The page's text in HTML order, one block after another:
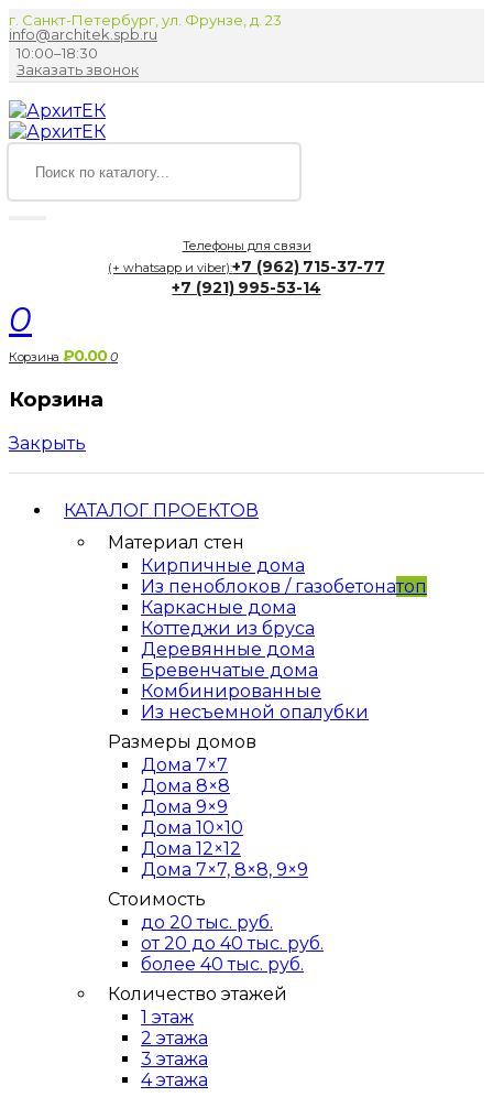
г. Санкт-Петербург, ул. Фрунзе, д. 23
info@architek.spb.ru
10:00–18:30
Заказать звонок
Телефоны для связи
(+ whatsapp и viber):+7 (962) 715-37-77
+7 (921) 995-53-14
0
Корзина ₽0.000
Корзина
Закрыть
КАТАЛОГ ПРОЕКТОВ
Материал стен
Кирпичные дома
Из пеноблоков / газобетонатоп
Каркасные дома
Коттеджи из бруса
Деревянные дома
Бревенчатые дома
Комбинированные
Из несъемной опалубки
Размеры домов
Дома 7×7
Дома 8×8
Дома 9×9
Дома 10×10
Дома 12×12
Дома 7×7, 8×8, 9×9
Стоимость
до 20 тыс. руб.
от 20 до 40 тыс. руб.
более 40 тыс. руб.
Количество этажей
1 этаж
2 этажа
3 этажа
4 этажа